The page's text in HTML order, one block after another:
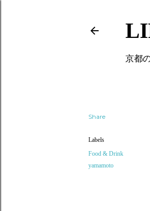
京都
Share
Labels
Food & Drink
yamamoto